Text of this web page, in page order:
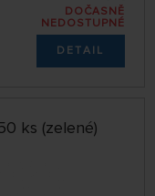
DOČASNĚ
NEDOSTUPNÉ
DETAIL
ks (zelené)